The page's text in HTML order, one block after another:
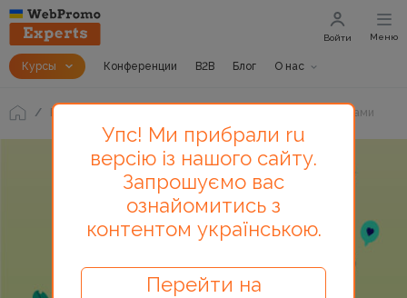
Курсы Конференции B2B Блог О нас
Войти Меню
Блог Настройка целей в Google Analytics своими руками
Упс! Ми прибрали ru
версію із нашого сайту.
Запрошуємо вас
ознайомитись з
контентом українською.
Перейти на